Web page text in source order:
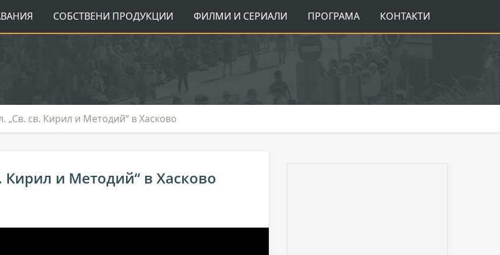
СОБСТВЕНИ ПРОДУКЦИИ ФИЛМИ И СЕРИАЛИ ПРОГРАМА КОНТАКТИ
„Св. св. Кирил и Методий“ в Хасково
Кирил и Методий“ в Хасково